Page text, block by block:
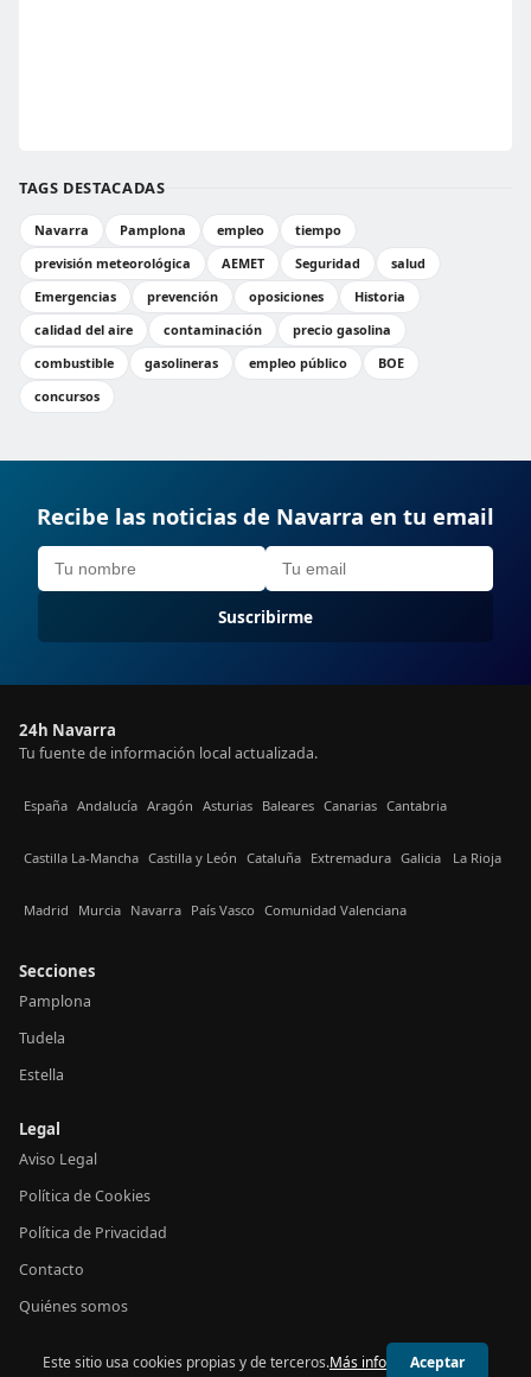
TAGS DESTACADAS
Navarra Pamplona empleo
tiempo
previsión meteorológica
AEMET Seguridad
salud
Emergencias
prevención oposiciones
Historia
calidad del aire
contaminación
precio gasolina
combustible
gasolineras empleo público
BOE
concursos
Recibe las noticias de Navarra en tu email
Suscribirme
24h Navarra
Tu fuente de información local actualizada.
España Andalucía Aragón Asturias Baleares Canarias Cantabria
Castilla La-Mancha Castilla y León Cataluña Extremadura Galicia La Rioja
Madrid Murcia Navarra País Vasco Comunidad Valenciana
Secciones
Pamplona
Tudela
Estella
Legal
Aviso Legal
Política de Cookies
Política de Privacidad
Contacto
Quiénes somos
© 2026 24h Navarra
Este sitio usa cookies propias y de terceros.Más info Aceptar